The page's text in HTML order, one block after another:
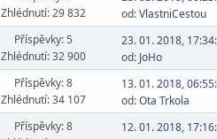
Zhlédnutí: 29 832
od:VlastniCestou
Příspěvky: 5
Zhlédnutí: 32 900
23. 01. 2018,
od: JoHo
Příspěvky: 8
Zhlédnutí: 34 107
13. 01. 2018,
od:Ota Trkola
Příspěvky: 8
12. 01. 2018,